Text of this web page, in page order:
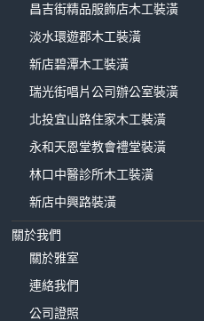
昌吉街精品服飾店木工裝潢
淡水環遊郡木工裝潢
新店碧潭木工裝潢
瑞光街唱片公司辦公室裝潢
北投宜山路住家木工裝潢
永和天恩堂教會禮堂裝潢
林口中醫診所木工裝潢
新店中興路裝潢
關於我們
關於雅室
連絡我們
公司證照